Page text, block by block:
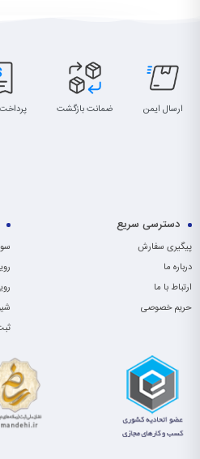
ارسال ایمن ضمانت بازگشت
دسترسی سریع
پیگیری سفارش
درباره ما
ارتباط با ما
حریم خصوصی